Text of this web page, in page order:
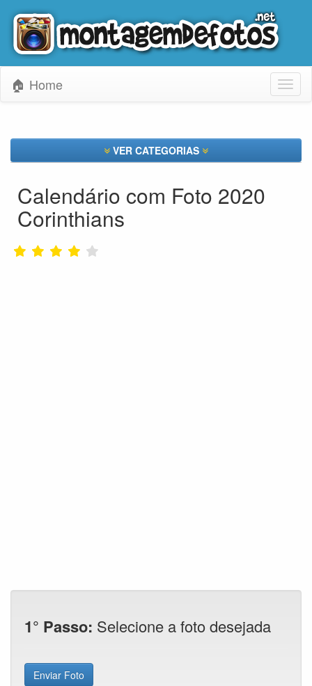
🏠 Home
VER CATEGORIAS
Calendário com Foto 2020
Corinthians
1° Passo: Selecione a foto desejada
Enviar Foto